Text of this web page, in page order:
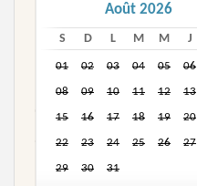
Août 2026
S D L M M J
01 02 03 04 05 06
08 09 10 11 12 13
15 16 17 18 19 20
22 23 24 25 26 27
29 30 31